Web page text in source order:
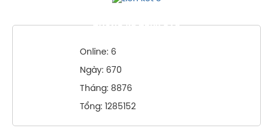
THỐNG KÊ TRUY CẬP
Online: 6
Ngày: 670
Tháng: 8876
Tổng: 1285152